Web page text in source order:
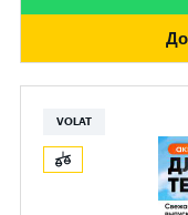
VOLAT